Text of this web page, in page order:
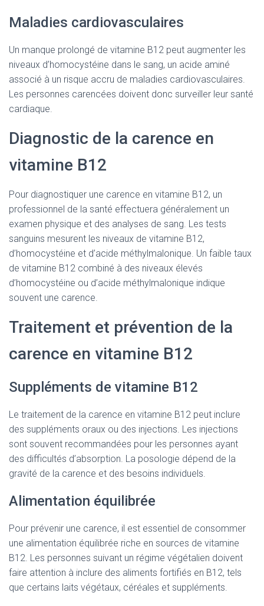
Maladies cardiovasculaires
Un manque prolongé de vitamine B12 peut augmenter les
niveaux d’homocystéine dans le sang, un acide aminé
associé à un risque accru de maladies cardiovasculaires.
Les personnes carencées doivent donc surveiller leur santé
cardiaque.
Diagnostic de la carence en
vitamine B12
Pour diagnostiquer une carence en vitamine B12, un
professionnel de la santé effectuera généralement un
examen physique et des analyses de sang. Les tests
sanguins mesurent les niveaux de vitamine B12,
d’homocystéine et d’acide méthylmalonique. Un faible taux
de vitamine B12 combiné à des niveaux élevés
d’homocystéine ou d’acide méthylmalonique indique
souvent une carence.
Traitement et prévention de la
carence en vitamine B12
Suppléments de vitamine B12
Le traitement de la carence en vitamine B12 peut inclure
des suppléments oraux ou des injections. Les injections
sont souvent recommandées pour les personnes ayant
des difficultés d’absorption. La posologie dépend de la
gravité de la carence et des besoins individuels.
Alimentation équilibrée
Pour prévenir une carence, il est essentiel de consommer
une alimentation équilibrée riche en sources de vitamine
B12. Les personnes suivant un régime végétalien doivent
faire attention à inclure des aliments fortifiés en B12, tels
que certains laits végétaux, céréales et suppléments.